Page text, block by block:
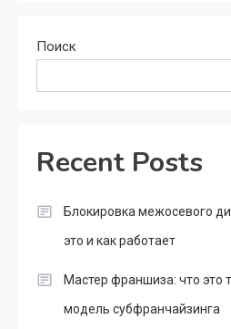
Поиск
Recent Posts
Блокировка межосевого
это и как работает
Мастер франшиза: что это
модель субфранчайзинга